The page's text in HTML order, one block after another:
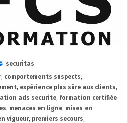
securitas
, comportements suspects,
, expérience plus sûre aux clients,
ads securite, formation certifiée
, menaces en ligne, mises en
vigueur, premiers secours,